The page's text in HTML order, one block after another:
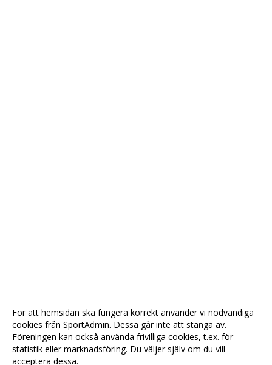
För att hemsidan ska fungera korrekt använder vi nödvändiga
cookies från SportAdmin. Dessa går inte att stänga av.
Föreningen kan också använda frivilliga cookies, t.ex. för
statistik eller marknadsföring. Du väljer själv om du vill
acceptera dessa.